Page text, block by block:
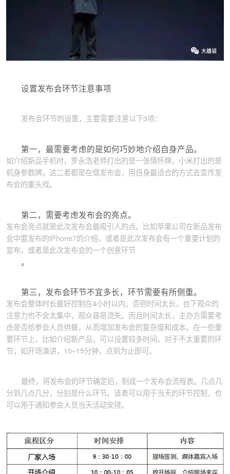
设置发布会环节注意事项
发布会环节的设置，主要需要注意以下3项：
第一，最需要考虑的是如何巧妙地介绍自身产品。
如介绍新品手机时，罗永浩老师打出的是一张情怀牌，小米打出的是
机身参数牌。这二者都是在借发布会，用自身最适合的方式去宣传发
布会的重头戏。
第二，需要考虑发布会的亮点。
发布会亮点就是此次发布会最吸引人的点。比如苹果公司在新品发布
会中要发布的iPhone7的介绍，或者是此次发布会有一个重要计划的
宣布，或者是此次发布会的一个创意环节
。
第三，发布会环节不宜多长，环节需要有所侧重。
发布会整体时长最好控制在4小时以内，否则时间太长，台下观众的
注意力也不会太集中，观众容易流失。而且时间太长，主办方需要考
虑是否给参会人员供餐，从而增加发布会的复杂度和成本。在一些重
要环节上，比如介绍新产品，可以设置较多时间，对于不太重要的环
节，如开场演讲，10~15分钟，点到为止即可。
最终，将发布会的环节确定后，制成一个发布会流程表。几点几
分到几点几分，分别是什么环节。该表可以用于当天的环节控制，也
可以用于通知参会人员当天活动安排。